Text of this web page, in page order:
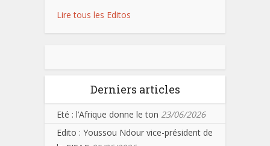
Lire tous les Editos
Derniers articles
Eté : l’Afrique donne le ton 23/06/2026
Edito : Youssou Ndour vice-président de